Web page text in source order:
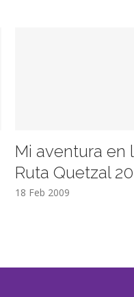
Mi aventura en
Ruta Quetzal
18 Feb 2009